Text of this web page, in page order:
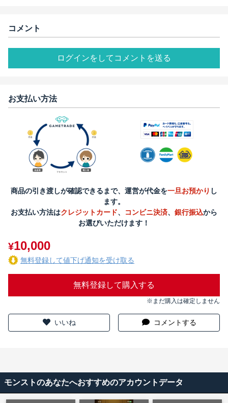
コメント
ログインをしてコメントを送る
お支払い方法
商品の引き渡しが確認できるまで、運営が代金を一旦お預かり し
ます。
お支払い方法はクレジットカード、 コンビニ決済、 銀行振込から
お選びいただけます！
¥10,000
無料登録して値下げ通知を受け取る
無料登録して購入する
※まだ購入は確定しません
いいね コメントする
モンストのあなたへおすすめのアカウントデータ